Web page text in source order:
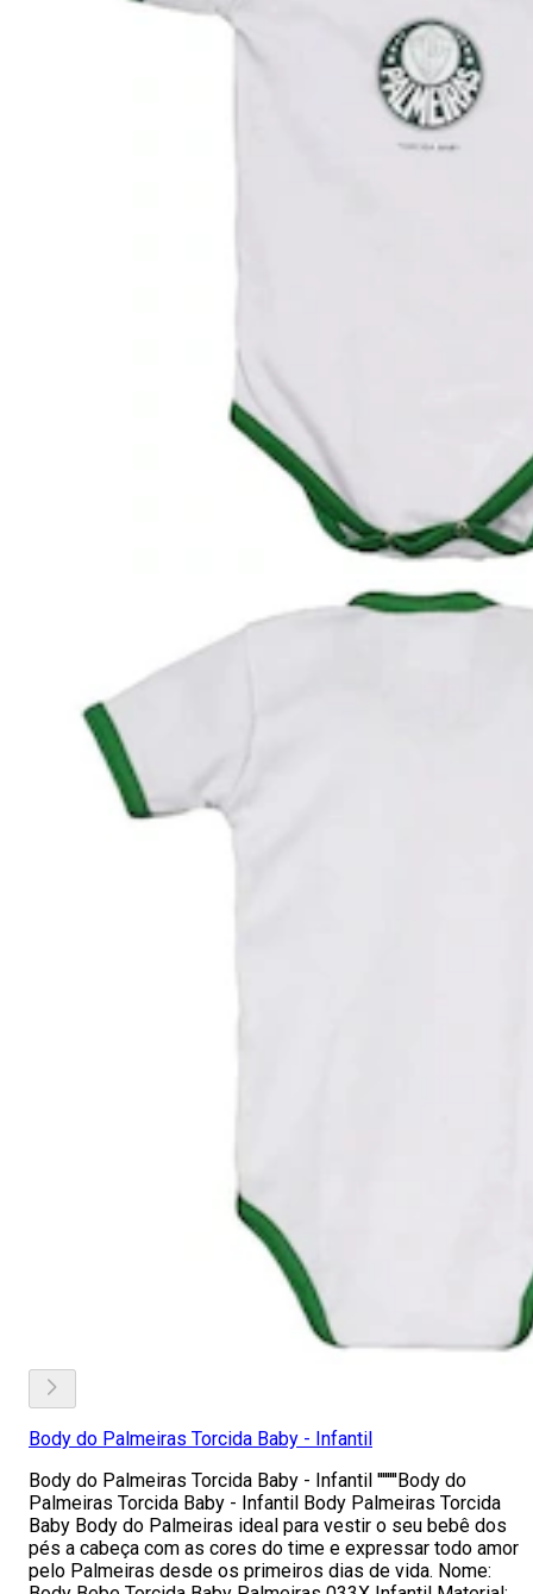
Body do Palmeiras Torcida Baby - Infantil
Body do Palmeiras Torcida Baby - Infantil ''''''''Body do
Palmeiras Torcida Baby - Infantil Body Palmeiras Torcida
Baby Body do Palmeiras ideal para vestir o seu bebê dos
pés a cabeça com as cores do time e expressar todo amor
pelo Palmeiras desde os primeiros dias de vida. Nome: